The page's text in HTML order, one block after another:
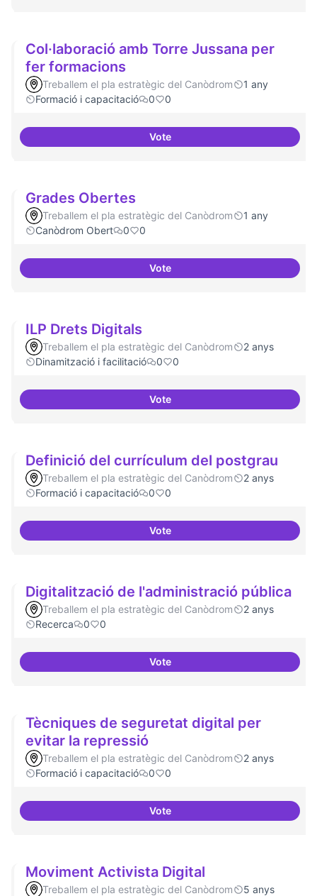
Col·laboració amb Torre Jussana per
fer formacions
Treballem el pla estratègic del Canòdrom
1 any
Formació i capacitació
0 0
VoteCol·laboració amb Torre
Grades Obertes
Treballem el pla estratègic del Canòdrom
1 any
Canòdrom Obert
0 0
VoteGrades Obertes
ILP Drets Digitals
Treballem el pla estratègic del Canòdrom
2 anys
Dinamització i facilitació
0 0
VoteILP Drets Digitals
Definició del currículum del postgrau
Treballem el pla estratègic del Canòdrom
2 anys
Formació i capacitació
0 0
VoteDefinició del currículum del
Digitalització de l'administració pública
Treballem el pla estratègic del Canòdrom
2 anys
Recerca
0 0
VoteDigitalització de l'administració
Tècniques de seguretat digital per
evitar la repressió
Treballem el pla estratègic del Canòdrom
2 anys
Formació i capacitació
0 0
VoteTècniques de seguretat digital
Moviment Activista Digital
Treballem el pla estratègic del Canòdrom
5 anys